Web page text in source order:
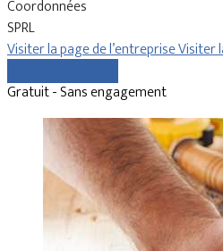
Coordonnées
SPRL
Visiter la page de l’entrepriseVisiter
Gratuit - Sans engagement